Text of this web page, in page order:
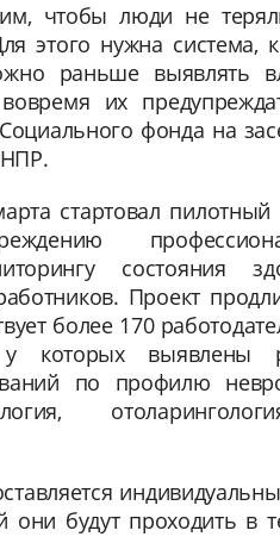
Выключены
ассистент
Остановить
настройки
чтобы люди не
этого нужна система,
раньше выявлять
их
фонда на
стартовал пилотный
состояния
Проект
более 170
у которых выявлены
по профилю
они будут проходить в